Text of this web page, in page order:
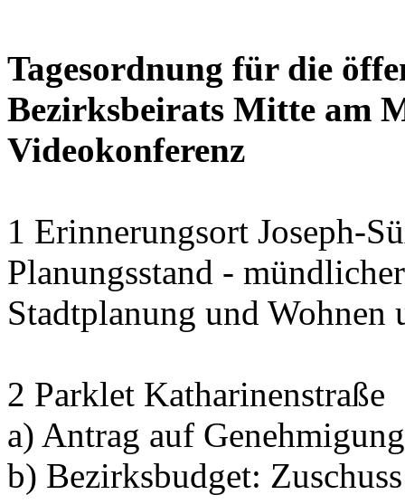
Tagesordnung für die
Bezirksbeirats Mitte am
Videokonferenz
1 Erinnerungsort Joseph-
Planungsstand -
Stadtplanung und Wohnen
2 Parklet Katharinenstraße
a) Antrag auf
b) Bezirksbudget: